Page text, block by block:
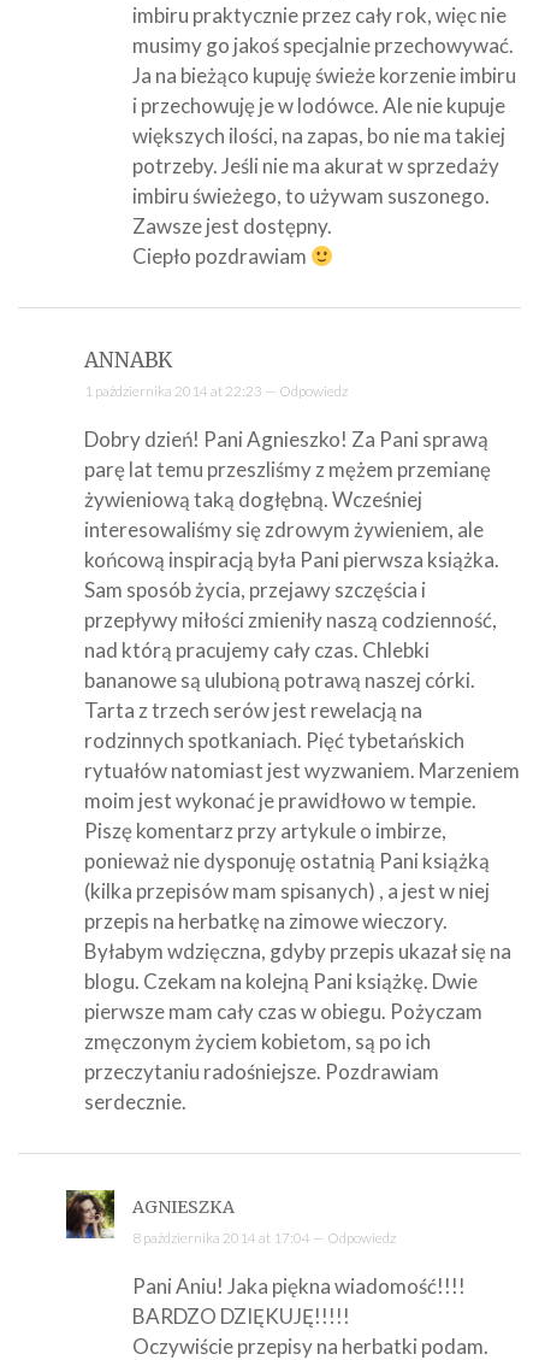
imbiru praktycznie przez cały rok, więc nie
musimy go jakoś specjalnie przechowywać.
Ja na bieżąco kupuję świeże korzenie imbiru
i przechowuję je w lodówce. Ale nie kupuje
większych ilości, na zapas, bo nie ma takiej
potrzeby. Jeśli nie ma akurat w sprzedaży
imbiru świeżego, to używam suszonego.
Zawsze jest dostępny.
Ciepło pozdrawiam
ANNABK
1 października 2014 at 22:23 — Odpowiedz
Dobry dzień! Pani Agnieszko! Za Pani sprawą
parę lat temu przeszliśmy z mężem przemianę
żywieniową taką dogłębną. Wcześniej
interesowaliśmy się zdrowym żywieniem, ale
końcową inspiracją była Pani pierwsza książka.
Sam sposób życia, przejawy szczęścia i
przepływy miłości zmieniły naszą codzienność,
nad którą pracujemy cały czas. Chlebki
bananowe są ulubioną potrawą naszej córki.
Tarta z trzech serów jest rewelacją na
rodzinnych spotkaniach. Pięć tybetańskich
rytuałów natomiast jest wyzwaniem. Marzeniem
moim jest wykonać je prawidłowo w tempie.
Piszę komentarz przy artykule o imbirze,
ponieważ nie dysponuję ostatnią Pani książką
(kilka przepisów mam spisanych) , a jest w niej
przepis na herbatkę na zimowe wieczory.
Byłabym wdzięczna, gdyby przepis ukazał się na
blogu. Czekam na kolejną Pani książkę. Dwie
pierwsze mam cały czas w obiegu. Pożyczam
zmęczonym życiem kobietom, są po ich
przeczytaniu radośniejsze. Pozdrawiam
serdecznie.
AGNIESZKA
8 października 2014 at 17:04 — Odpowiedz
Pani Aniu! Jaka piękna wiadomość!!!!
BARDZO DZIĘKUJĘ!!!!!
Oczywiście przepisy na herbatki podam.